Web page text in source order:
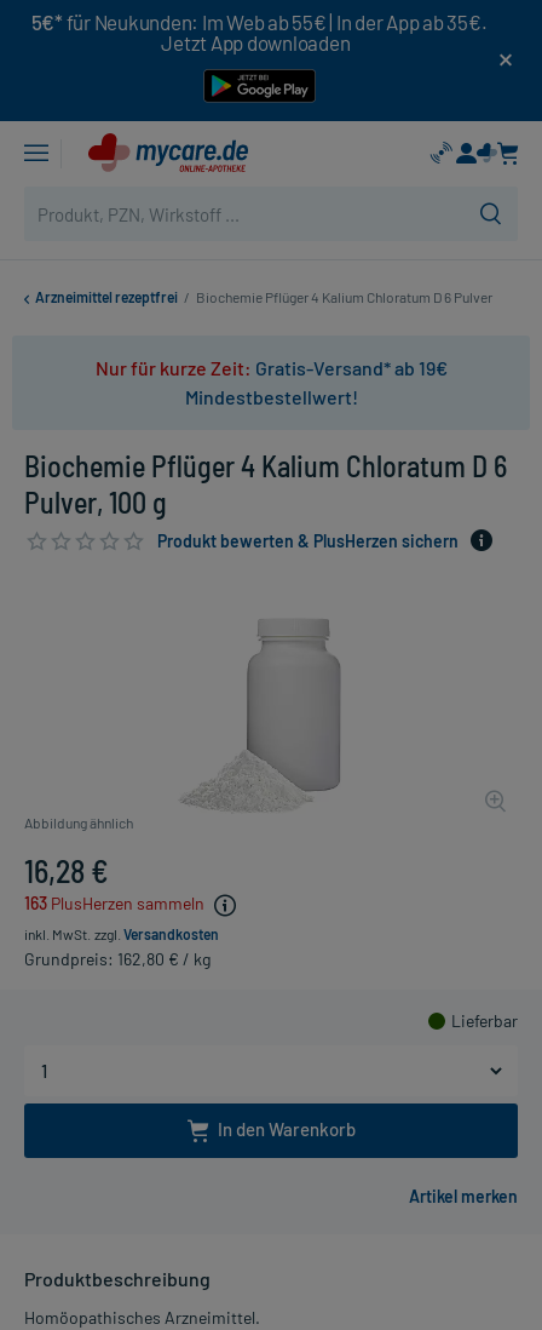
5€* für Neukunden: Im Web ab 55€ | In der App ab 35€.
Jetzt App downloaden
Arzneimittel rezeptfrei / Biochemie Pflüger 4 Kalium Chloratum D 6 Pulver
Nur für kurze Zeit: Gratis-Versand* ab 19€
Mindestbestellwert!
Biochemie Pflüger 4 Kalium Chloratum D 6
Pulver, 100 g
Produkt bewerten & PlusHerzen sichern
Abbildung ähnlich
16,28 €
163 PlusHerzen sammeln
inkl. MwSt. zzgl. Versandkosten
Grundpreis: 162,80 € / kg
Lieferbar
In den Warenkorb
Produktbeschreibung
Homöopathisches Arzneimittel.